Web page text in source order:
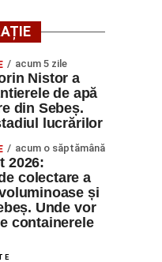
acum 5 zile
Nistor a
de apă
din Sebeș.
lucrărilor
acum o săptămână
2026:
colectare a
și
Unde vor
containerele